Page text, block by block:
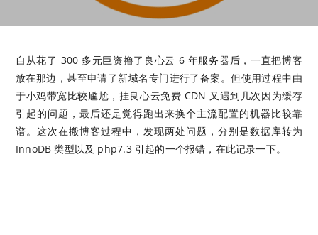
自从花了 300 多元巨资撸了良心云 6 年服务器后，一直把博客
放在那边，甚至申请了新域名专门进行了备案。但使用过程中由
于小鸡带宽比较尴尬，挂良心云免费 CDN 又遇到几次因为缓存
引起的问题，最后还是觉得跑出来换个主流配置的机器比较靠
谱。这次在搬博客过程中，发现两处问题，分别是数据库转为
InnoDB 类型以及 php7.3 引起的一个报错，在此记录一下。